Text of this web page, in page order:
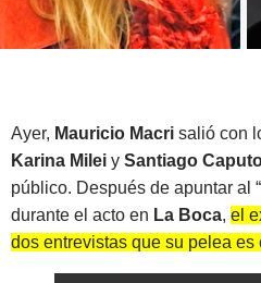
Ayer, Mauricio Macri salió con
Karina Milei y Santiago
público. Después de apuntar al
durante el acto en La Boca, el
dos entrevistas que su pelea